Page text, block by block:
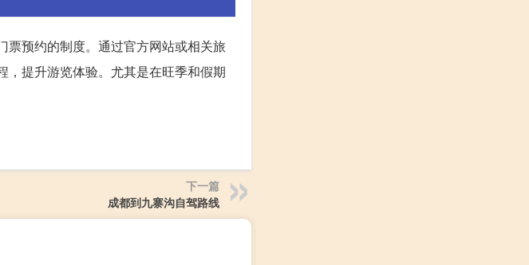
票预约的制度。通过官方网站或相关旅
提升游览体验。尤其是在旺季和假期
下一篇
成都到九寨沟自驾路线